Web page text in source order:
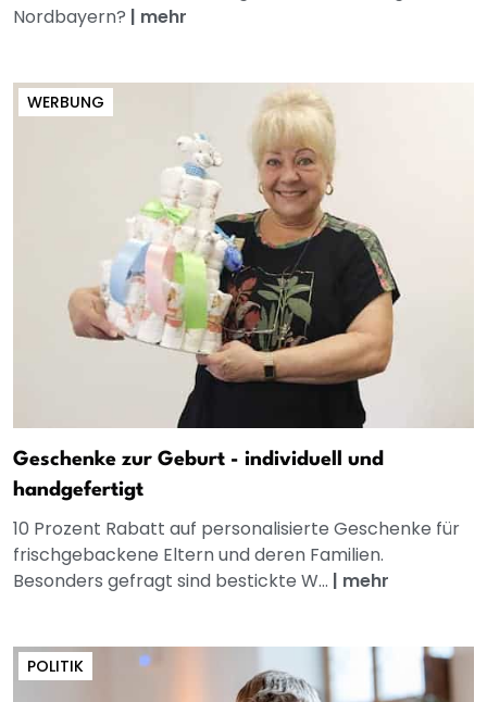
Nordbayern? | mehr
WERBUNG
Geschenke zur Geburt - individuell und
handgefertigt
10 Prozent Rabatt auf personalisierte Geschenke für
frischgebackene Eltern und deren Familien.
Besonders gefragt sind bestickte W... | mehr
POLITIK